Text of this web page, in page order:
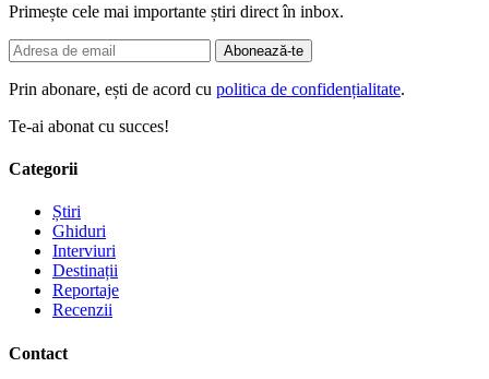
Primește cele mai importante știri direct în inbox.
Abonează-te
Prin abonare, ești de acord cu politica de confidențialitate.
Te-ai abonat cu succes!
Categorii
Știri
Ghiduri
Interviuri
Destinații
Reportaje
Recenzii
Contact